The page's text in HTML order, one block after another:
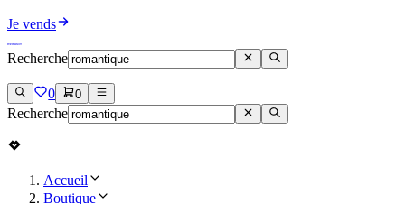
Je vends
Recherche
0 0
Recherche
Accueil
Boutique